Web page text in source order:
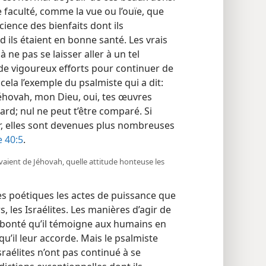
faculté, comme la vue ou l’ouïe, que
des bienfaits dont ils
ils étaient en bonne santé. Les vrais
ne pas se laisser aller à un tel
vigoureux efforts pour continuer de
l’exemple du psalmiste qui a dit:
mon Dieu, oui, tes œuvres
nul ne peut t’être comparé. Si
elles sont devenues plus nombreuses
40:5.
de Jéhovah, quelle attitude honteuse les
poétiques les actes de puissance que
les Israélites. Les manières d’agir de
qu’il témoigne aux humains en
leur accorde. Mais le psalmiste
n’ont pas continué à se